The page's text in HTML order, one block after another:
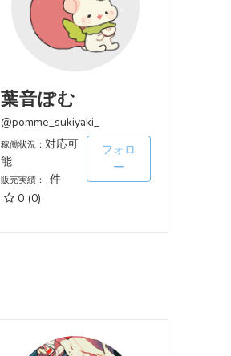
葉音ぽむ
@pomme_sukiyaki_
稼働状況： 対応可
能
販売実績： -件
0 (0)
フォロ
ー